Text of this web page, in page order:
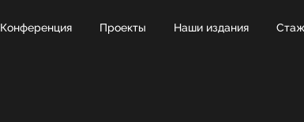
Конференция Проекты Наши издания